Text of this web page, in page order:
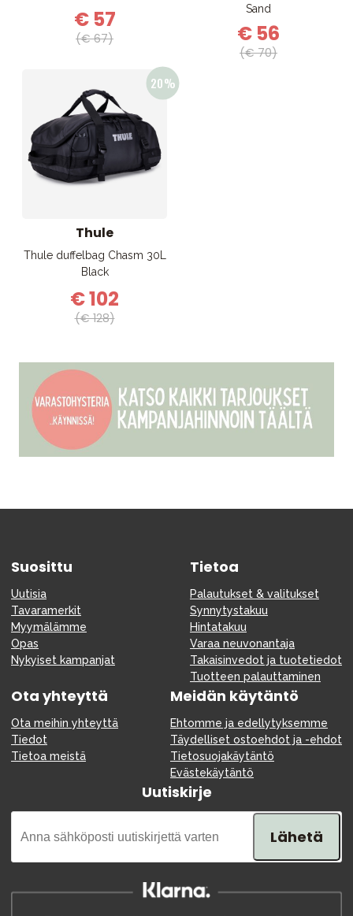
€ 57
(€ 67)
Sand
€ 56
(€ 70)
Thule
Thule duffelbag Chasm 30L
Black
€ 102
(€ 128)
Suosittu
Uutisia
Tavaramerkit
Myymälämme
Opas
Nykyiset kampanjat
Tietoa
Palautukset & valitukset
Synnytystakuu
Hintatakuu
Varaa neuvonantaja
Takaisinvedot ja tuotetiedot
Tuotteen palauttaminen
Ota yhteyttä
Ota meihin yhteyttä
Tiedot
Tietoa meistä
Meidän käytäntö
Ehtomme ja edellytyksemme
Täydelliset ostoehdot ja -ehdot
Tietosuojakäytäntö
Evästekäytäntö
Uutiskirje
Lähetä